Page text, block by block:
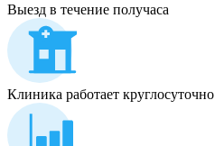
Выезд в течение получаса
Клиника работает круглосуточно